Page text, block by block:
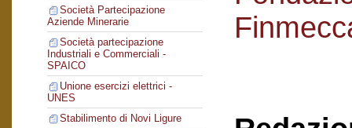
Società Partecipazione
Aziende Minerarie
Società partecipazione
Industriali e Commerciali -
SPAICO
Unione esercizi elettrici -
UNES
Stabilimento di Novi Ligure